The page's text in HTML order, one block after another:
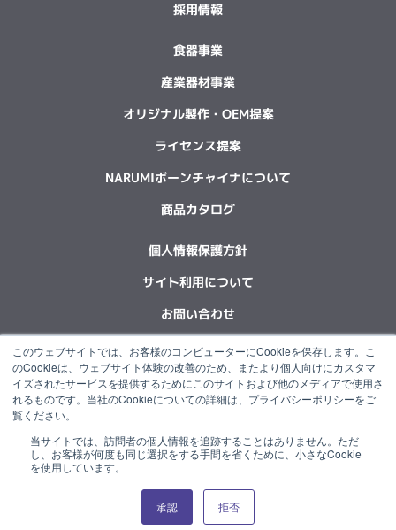
このウェブサイトでは、お客様のコンピューターにCookieを保存します。こ
のCookieは、ウェブサイト体験の改善のため、またより個人向けにカスタマ
イズされたサービスを提供するためにこのサイトおよび他のメディアで使用さ
れるものです。当社のCookieについての詳細は、プライバシーポリシーをご
覧ください。
当サイトでは、訪問者の個人情報を追跡することはありません。ただ
し、お客様が何度も同じ選択をする手間を省くために、小さなCookie
を使用しています。
承認 拒否
採用情報
食器事業
産業器材事業
オリジナル製作・OEM提案
ライセンス提案
NARUMIボーンチャイナについて
商品カタログ
個人情報保護方針
サイト利用について
お問い合わせ
F
a
c
e
b
o
o
k
L
i
n
k
d
i
n
X
-
t
w
t
t
Y
o
u
t
b
e
I
n
s
t
g
r
I
n
s
t
g
r
“NARUMI”は石塚硝子グループの一員です。
© 2022 NARUMI CORPORATION